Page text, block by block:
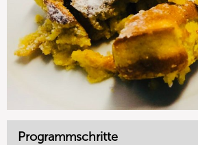
Programmschritte